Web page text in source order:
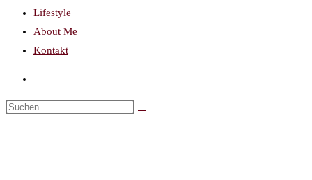
Lifestyle
About Me
Kontakt